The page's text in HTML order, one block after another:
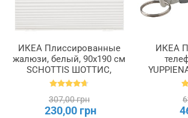
ИКЕА Плиссированные
жалюзи, белый, 90x190 см
SCHOTTIS ШОТТИС,
202.422.82
307,00 грн
230,00 грн
ИКЕА